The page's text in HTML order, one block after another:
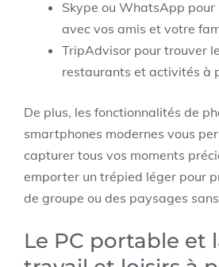
Skype ou WhatsApp pour
avec vos amis et votre
TripAdvisor pour trouver
restaurants et activités à
De plus, les fonctionnalités de
smartphones modernes vous
capturer tous vos moments
emporter un trépied léger pour
de groupe ou des paysages
Le PC portable et